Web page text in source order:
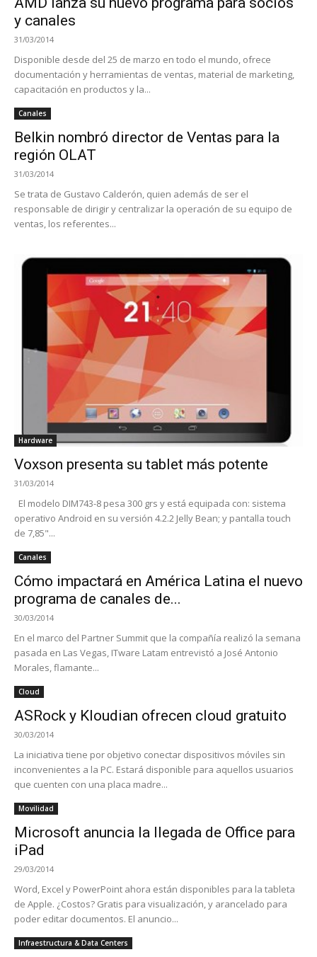
y canales
31/03/2014
Disponible desde del 25 de marzo en todo el mundo, ofrece
documentación y herramientas de ventas, material de marketing,
capacitación en productos y la...
Canales
Belkin nombró director de Ventas para la
región OLAT
31/03/2014
Se trata de Gustavo Calderón, quien además de ser el
responsable de dirigir y centralizar la operación de su equipo de
ventas, los referentes...
Hardware
Voxson presenta su tablet más potente
31/03/2014
El modelo DIM743-8 pesa 300 grs y está equipada con: sistema
operativo Android en su versión 4.2.2 Jelly Bean; y pantalla touch
de 7,85"...
Canales
Cómo impactará en América Latina el nuevo
programa de canales de...
30/03/2014
En el marco del Partner Summit que la compañía realizó la semana
pasada en Las Vegas, ITware Latam entrevistó a José Antonio
Morales, flamante...
Cloud
ASRock y Kloudian ofrecen cloud gratuito
30/03/2014
La iniciativa tiene por objetivo conectar dispositivos móviles sin
inconvenientes a la PC. Estará disponible para aquellos usuarios
que cuenten con una placa madre...
Movilidad
Microsoft anuncia la llegada de Office para
iPad
29/03/2014
Word, Excel y PowerPoint ahora están disponibles para la tableta
de Apple. ¿Costos? Gratis para visualización, y arancelado para
poder editar documentos. El anuncio...
Infraestructura & Data Centers